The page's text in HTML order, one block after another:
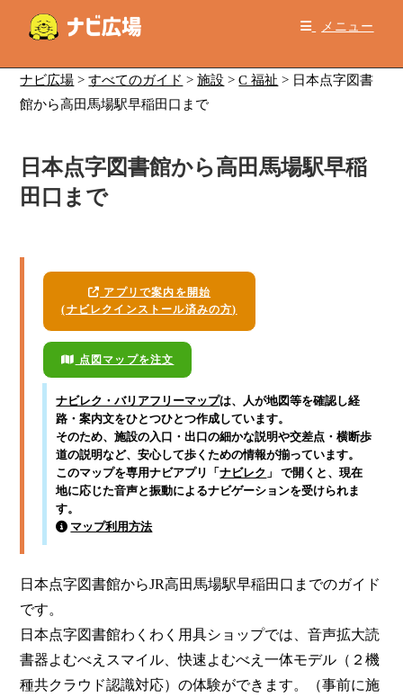
メニュー
ナビ広場 >すべてのガイド >施設 >C 福祉 > 日本点字図書
館から高田馬場駅早稲田口まで
日本点字図書館から高田馬場駅早稲
田口まで
アプリで案内を開始
(ナビレクインストール済みの方)
点図マップを注文
ナビレク・バリアフリーマップは、人が地図等を確認し経
路・案内文をひとつひとつ作成しています。
そのため、施設の入口・出口の細かな説明や交差点・横断歩
道の説明など、安心して歩くための情報が揃っています。
このマップを専用ナビアプリ「ナビレク 」 で開くと、現在
地に応じた音声と振動によるナビゲーションを受けられま
す。
マップ利用方法
日本点字図書館からJR高田馬場駅早稲田口までのガイド
です。
日本点字図書館わくわく用具ショップでは、音声拡大読
書器よむべえスマイル、快速よむべえ一体モデル（２機
種共クラウド認識対応）の体験ができます。（事前に施